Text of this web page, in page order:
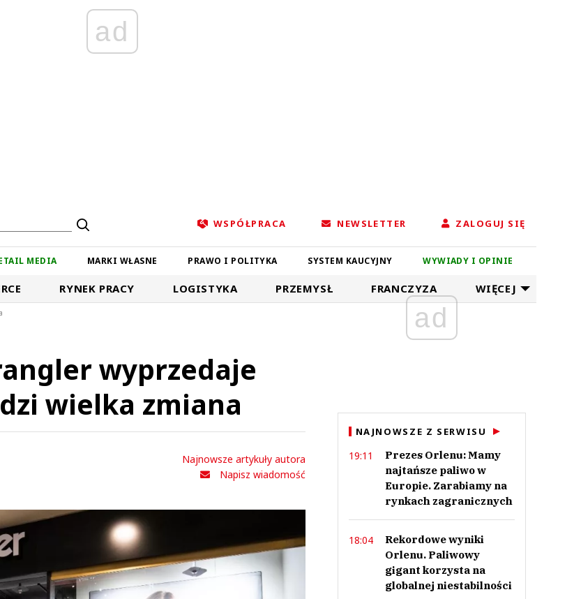
ad
WSPÓŁPRACA NEWSLETTER ZALOGUJ SIĘ
MEDIA MARKI WŁASNE PRAWO I POLITYKA SYSTEM KAUCYJNY WYWIADY I OPINIE
RYNEK PRACY LOGISTYKA PRZEMYSŁ FRANCZYZA WIĘCEJ
wyprzedaje
wielka zmiana
Najnowsze artykuły autora
Napisz wiadomość
ad
NAJNOWSZE Z SERWISU
19:11
Prezes Orlenu: Mamy
najtańsze paliwo w
Europie. Zarabiamy na
rynkach zagranicznych
18:04
Rekordowe wyniki
Orlenu. Paliwowy
gigant korzysta na
globalnej niestabilności